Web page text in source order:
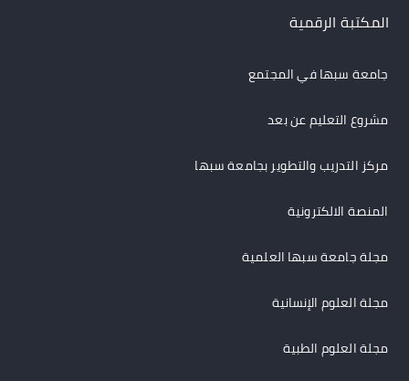
المكتبة الرقمية
جامعة سبها في المجتمع
مشروع التعليم عن بعد
مركز التدريب والتطوير بجامعة سبها
المنصة الالكترونية
مجلة جامعة سبها العلمية
مجلة العلوم الإنسانية
مجلة العلوم الطبية